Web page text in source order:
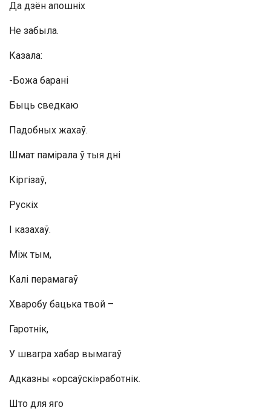
Да дзён апошніх
Не забыла.
Казала:
-Божа барані
Быць сведкаю
Падобных жахаў.
Шмат памірала ў тыя дні
Кіргізаў,
Рускіх
І казахаў.
Між тым,
Калі перамагаў
Хваробу бацька твой –
Гаротнік,
У швагра хабар вымагаў
Адказны «орсаўскі»работнік.
Што для яго